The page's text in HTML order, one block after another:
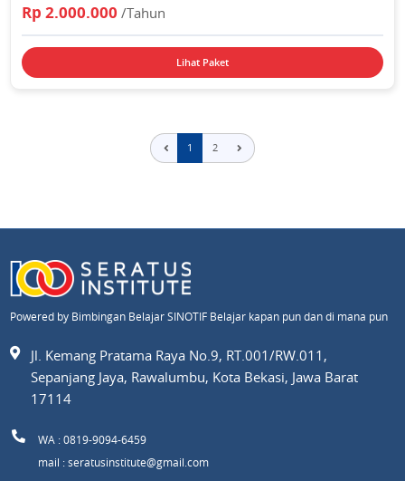
Rp 2.000.000/Tahun
Lihat Paket
1 2
Powered by Bimbingan Belajar SINOTIF Belajar kapan pun dan di mana pun
Jl. Kemang Pratama Raya No.9, RT.001/RW.011,
Sepanjang Jaya, Rawalumbu, Kota Bekasi, Jawa Barat
17114
WA : 0819-9094-6459
mail : seratusinstitute@gmail.com